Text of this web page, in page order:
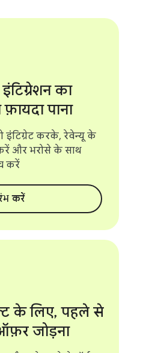
का
पाना
इंटिग्रेट करके, रेवेन्यू के
और भरोसे के साथ
करें
करें
के लिए, पहले से
जोड़ना